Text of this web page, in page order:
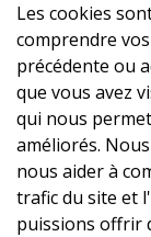
Les cookies
comprendre
précédente ou
que vous avez
qui nous
améliorés.
nous aider à
trafic du site et
puissions offrir